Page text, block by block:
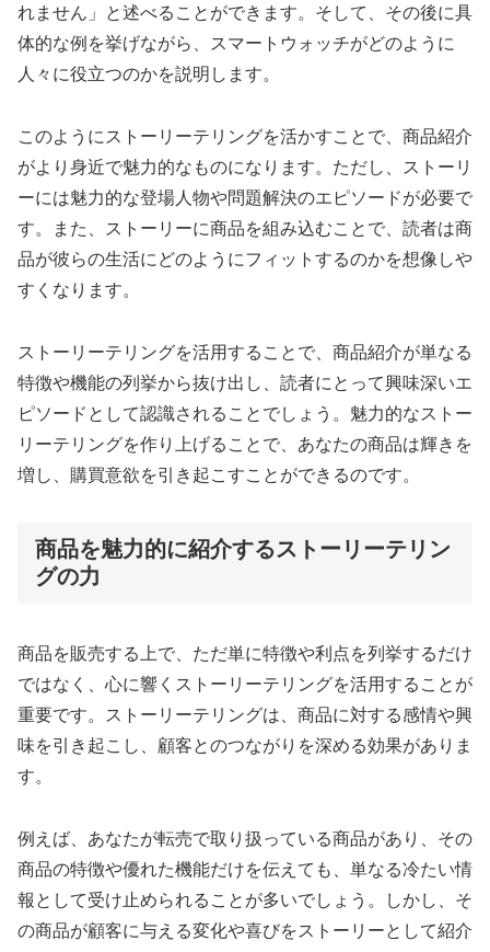
れません」と述べることができます。そして、その後に具
体的な例を挙げながら、スマートウォッチがどのように
人々に役立つのかを説明します。
このようにストーリーテリングを活かすことで、商品紹介
がより身近で魅力的なものになります。ただし、ストーリ
ーには魅力的な登場人物や問題解決のエピソードが必要で
す。また、ストーリーに商品を組み込むことで、読者は商
品が彼らの生活にどのようにフィットするのかを想像しや
すくなります。
ストーリーテリングを活用することで、商品紹介が単なる
特徴や機能の列挙から抜け出し、読者にとって興味深いエ
ピソードとして認識されることでしょう。魅力的なストー
リーテリングを作り上げることで、あなたの商品は輝きを
増し、購買意欲を引き起こすことができるのです。
商品を魅力的に紹介するストーリーテリン
グの力
商品を販売する上で、ただ単に特徴や利点を列挙するだけ
ではなく、心に響くストーリーテリングを活用することが
重要です。ストーリーテリングは、商品に対する感情や興
味を引き起こし、顧客とのつながりを深める効果がありま
す。
例えば、あなたが転売で取り扱っている商品があり、その
商品の特徴や優れた機能だけを伝えても、単なる冷たい情
報として受け止められることが多いでしょう。しかし、そ
の商品が顧客に与える変化や喜びをストーリーとして紹介